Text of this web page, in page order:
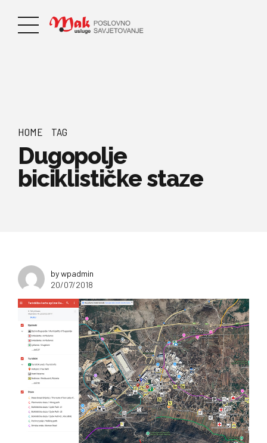
HOME TAG
Dugopolje
biciklističke staze
by wpadmin
20/07/2018